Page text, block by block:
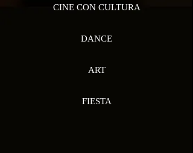
CINE CON CULTURA
DANCE
ART
FIESTA